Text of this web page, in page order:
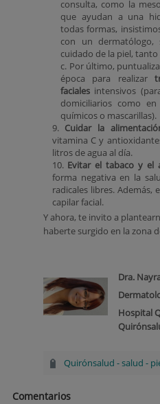
consulta, como la
que ayudan a una
todas formas,
con un dermatólogo,
cuidado de la piel,
c. Por último,
época para realizar
faciales intensivos
domiciliarios como
químicos o mascarillas).
9. Cuidar la
vitamina C y
litros de agua al día.
10. Evitar el tabaco y el
forma negativa en la
radicales libres. Además,
capilar facial.
Y ahora, te invito a
haberte surgido en la zona
Dra.
Hospital
Quirónsalud -salud -
Comentarios